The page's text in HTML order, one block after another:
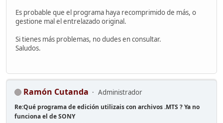
Es probable que el programa haya recomprimido de más, o
gestione mal el entrelazado original.
Si tienes más problemas, no dudes en consultar.
Saludos.
Ramón Cutanda Administrador
Re:Qué programa de edición utilizais con archivos .MTS ? Ya no
funciona el de SONY